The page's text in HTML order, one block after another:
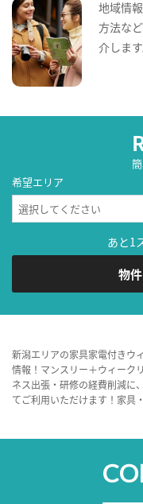
地域情
方法な
介します
希望エリア
あと1
物
新潟エリアの家具家電付きウ
情報！マンスリー＋ウィーク
ネス出張・研修の経費削減に
てご利用いただけます！家具